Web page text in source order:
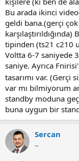
çalıştığı görülüyor.
Benim test
kısa bir an için ise 2,7
gördüm.
Aslında birinci
uygulanan gerilimin
Not: Videoları
45918 eklentisine bak
Bu arada ikinci
geldi bana.(gerçi
tipinden (ts21 c210
Voltta 6-7 saniyede
saniye. Ayrıca
tasarımı var. (Gerçi
var mı bilmiyorum
standby moduna
buna uygun bir
Sercan
--